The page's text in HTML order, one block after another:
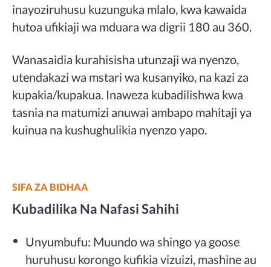
inayoziruhusu kuzunguka mlalo, kwa kawaida
hutoa ufikiaji wa mduara wa digrii 180 au 360.
Wanasaidia kurahisisha utunzaji wa nyenzo,
utendakazi wa mstari wa kusanyiko, na kazi za
kupakia/kupakua. Inaweza kubadilishwa kwa
tasnia na matumizi anuwai ambapo mahitaji ya
kuinua na kushughulikia nyenzo yapo.
SIFA ZA BIDHAA
Kubadilika Na Nafasi Sahihi
Unyumbufu: Muundo wa shingo ya goose
huruhusu korongo kufikia vizuizi, mashine au